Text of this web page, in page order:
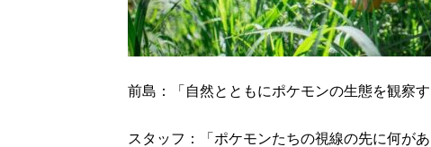
前島：「自然とともにポケモンの生態を観察
スタッフ：「ポケモンたちの視線の先に何が